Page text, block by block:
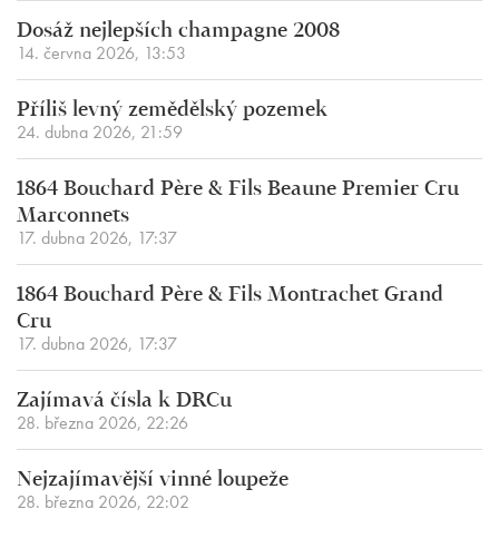
Dosáž nejlepších champagne 2008
14. června 2026, 13:53
Příliš levný zemědělský pozemek
24. dubna 2026, 21:59
1864 Bouchard Père & Fils Beaune Premier Cru
Marconnets
17. dubna 2026, 17:37
1864 Bouchard Père & Fils Montrachet Grand
Cru
17. dubna 2026, 17:37
Zajímavá čísla k DRCu
28. března 2026, 22:26
Nejzajímavější vinné loupeže
28. března 2026, 22:02